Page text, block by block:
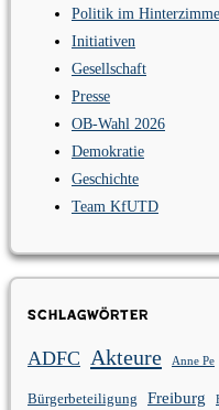
Politik im
Initiativen
Gesellschaft
Presse
OB-Wahl 2026
Demokratie
Geschichte
Team KfUTD
Schlagwörter
ADFC Akteure Anne Pe
Bürgerbeteiligung Freiburg